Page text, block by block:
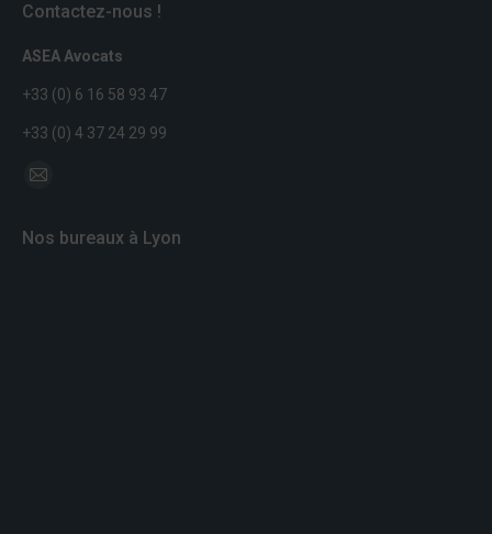
Contactez-nous !
ASEA Avocats
+33 (0) 6 16 58 93 47
+33 (0) 4 37 24 29 99
Trouvez nous sur :
opens
Nos bureaux à Lyon